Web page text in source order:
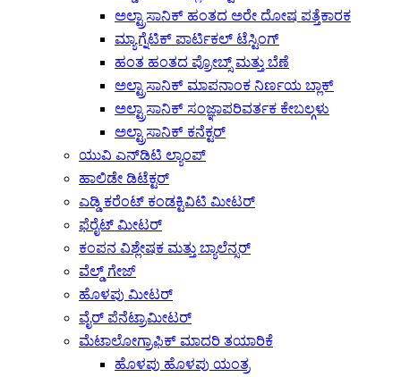
ಅಲ್ಟ್ರಾಸಾನಿಕ್ ಹಂತದ ಅರೇ ದೋಷ ಪತ್ತೆಕಾರಕ
ಮ್ಯಾಗ್ನೆಟಿಕ್ ಪಾರ್ಟಿಕಲ್ ಟೆಸ್ಟಿಂಗ್
ಹಂತ ಹಂತದ ಪ್ರೋಬ್ಸ್ ಮತ್ತು ಬೆಣೆ
ಅಲ್ಟ್ರಾಸಾನಿಕ್ ಮಾಪನಾಂಕ ನಿರ್ಣಯ ಬ್ಲಾಕ್
ಅಲ್ಟ್ರಾಸಾನಿಕ್ ಸಂಜ್ಞಾಪರಿವರ್ತಕ ಕೇಬಲ್ಗಳು
ಅಲ್ಟ್ರಾಸಾನಿಕ್ ಕನೆಕ್ಟರ್
ಯುವಿ ಎನ್‌ಡಿಟಿ ಲ್ಯಾಂಪ್
ಹಾಲಿಡೇ ಡಿಟೆಕ್ಟರ್
ಎಡ್ಡಿ ಕರೆಂಟ್ ಕಂಡಕ್ಟಿವಿಟಿ ಮೀಟರ್
ಫೆರೈಟ್ ಮೀಟರ್
ಕಂಪನ ವಿಶ್ಲೇಷಕ ಮತ್ತು ಬ್ಯಾಲೆನ್ಸರ್
ವೆಲ್ಡ್ ಗೇಜ್
ಹೊಳಪು ಮೀಟರ್
ವೈರ್ ಪೆನೆಟ್ರಾಮೀಟರ್
ಮೆಟಾಲೋಗ್ರಾಫಿಕ್ ಮಾದರಿ ತಯಾರಿಕೆ
ಹೊಳಪು ಹೊಳಪು ಯಂತ್ರ